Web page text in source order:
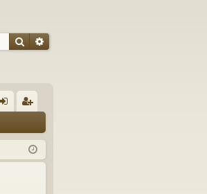
ПоискРасширенный поиск
д ис
тр